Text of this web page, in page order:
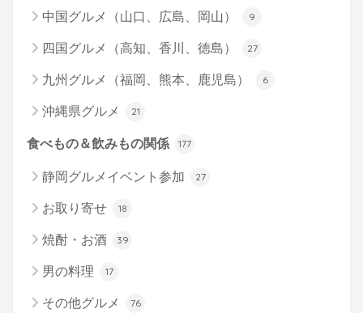
中国グルメ（山口、広島、岡山） 9
四国グルメ（高知、香川、徳島） 27
九州グルメ（福岡、熊本、鹿児島） 6
沖縄県グルメ 21
食べもの＆飲みもの関係 177
静岡グルメイベント参加 27
お取り寄せ 18
焼酎・お酒 39
男の料理 17
その他グルメ 76